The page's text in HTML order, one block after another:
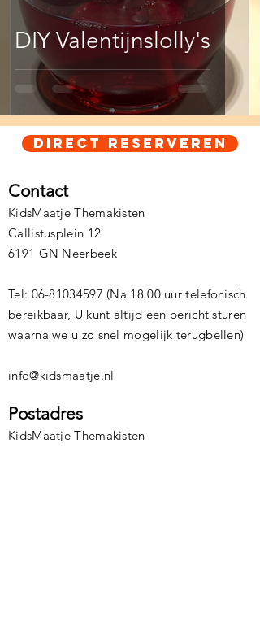
DIY Valentijnslolly's
Direct Reserveren
Contact
KidsMaatje Themakisten
Callistusplein 12
6191 GN Neerbeek
Tel: 06-81034597 (Na 18.00 uur telefonisch
bereikbaar, U kunt altijd een bericht sturen
waarna we u zo snel mogelijk terugbellen)
info@kidsmaatje.nl
Postadres
KidsMaatje Themakisten